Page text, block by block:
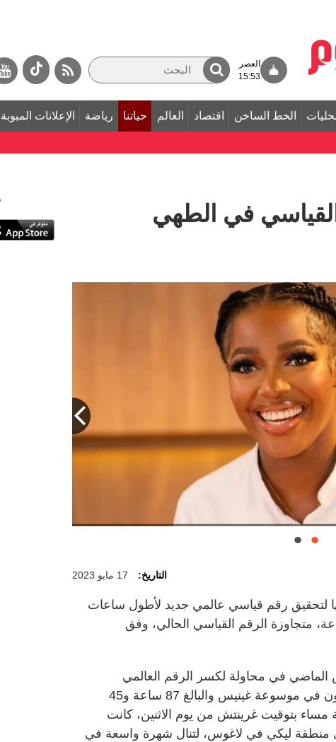
العصر
15:53
الخط الساخن اقتصاد العالم حياتنا رياضة الإعلانات المبوبة
في الطهي
التاريخ: 17 مايو 2023
لتحقيق رقم قياسي عالمي جديد لأطول ساعات
توقف بالطهي لنحو 100 ساعة، متجاوزة الرقم القياسي الحالي، وفق
في محاولة لكسر الرقم العالمي
المسجل باسم الطاهي الهندي لاتا توندون في موسوعة غينيس والبالغ 87 ساعة و45
الثالثة مساء بتوقيت غرينتش من يوم الاثنين، كانت
لأكثر من 97 ساعة في منطقة ليكي في لاغوس، لتنال شهرة واسعة في